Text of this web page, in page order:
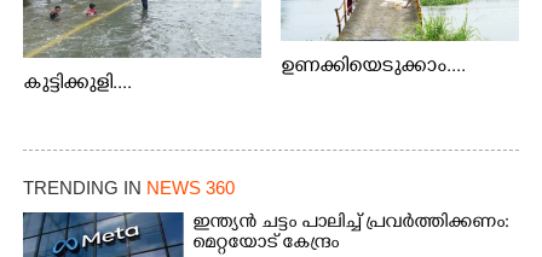
കുട്ടിക്കുളി....
ഉണക്കിയെടുക്കാം....
TRENDING IN NEWS 360
ഇന്ത്യൻ ചട്ടം പാലിച്ച് പ്രവർത്തിക്കണം:
മെറ്റയോട് കേന്ദ്രം